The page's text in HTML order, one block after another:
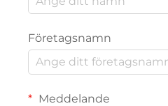
Företagsnamn
Meddelande